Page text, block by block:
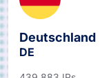
Deutschland
DE
439.883 IPs